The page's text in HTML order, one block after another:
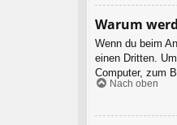
Warum
Wenn du beim
einen Dritten.
Computer, zum
Nach oben